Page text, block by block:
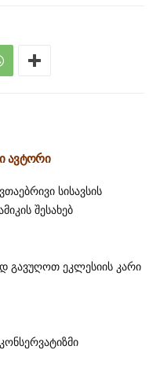
ავტორი
სისავსის
შესახებ
გავუღოთ ეკლესიის კარი